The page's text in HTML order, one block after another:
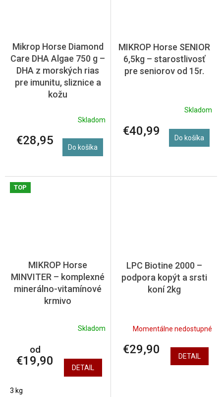
Mikrop Horse Diamond
Care DHA Algae 750 g –
DHA z morských rias
pre imunitu, sliznice a
kožu
Skladom
€28,95 Do košíka
MIKROP Horse SENIOR
6,5kg – starostlivosť
pre seniorov od 15r.
Skladom
€40,99 Do košíka
TOP
MIKROP Horse
MINVITER – komplexné
minerálno-vitamínové
krmivo
Skladom
od
€19,90 DETAIL
3 kg
LPC Biotine 2000 –
podpora kopýt a srsti
koní 2kg
Momentálne nedostupné
€29,90 DETAIL